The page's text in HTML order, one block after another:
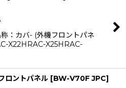
：カバ- (外機フロントパネ
X22HRAC-X25HRAC-
ロントパネル [BW-V70F JPC]